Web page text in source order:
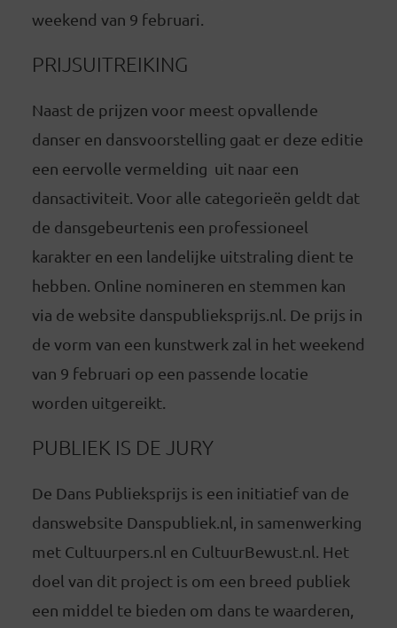
weekend van 9 februari.
PRIJSUITREIKING
Naast de prijzen voor meest opvallende
danser en dansvoorstelling gaat er deze editie
een eervolle vermelding uit naar een
dansactiviteit. Voor alle categorieën geldt dat
de dansgebeurtenis een professioneel
karakter en een landelijke uitstraling dient te
hebben. Online nomineren en stemmen kan
via de website danspublieksprijs.nl. De prijs in
de vorm van een kunstwerk zal in het weekend
van 9 februari op een passende locatie
worden uitgereikt.
PUBLIEK IS DE JURY
De Dans Publieksprijs is een initiatief van de
danswebsite Danspubliek.nl, in samenwerking
met Cultuurpers.nl en CultuurBewust.nl. Het
doel van dit project is om een breed publiek
een middel te bieden om dans te waarderen,